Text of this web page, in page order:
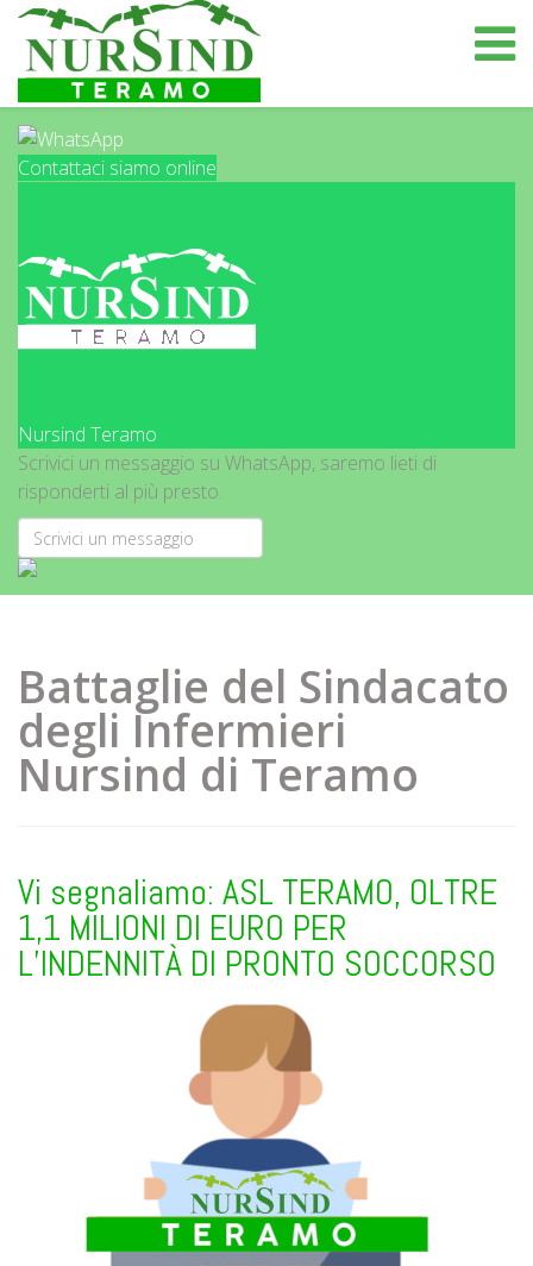
Contattaci siamo online
Nursind Teramo
Scrivici un messaggio su WhatsApp, saremo lieti di
risponderti al più presto.
Battaglie del Sindacato
degli Infermieri
Nursind di Teramo
Vi segnaliamo: ASL TERAMO, OLTRE
1,1 MILIONI DI EURO PER
L’INDENNITÀ DI PRONTO SOCCORSO